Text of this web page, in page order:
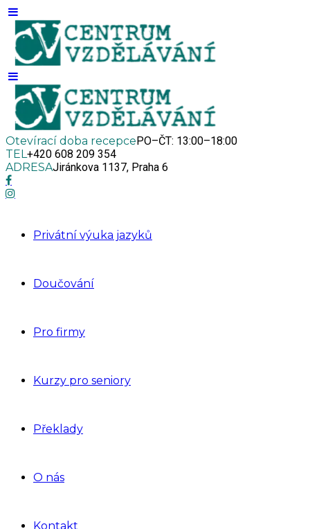
Otevírací doba recepcePO–ČT: 13:00–18:00
TEL+420 608 209 354
ADRESAJiránkova 1137, Praha 6
Privátní výuka jazyků
Doučování
Pro firmy
Kurzy pro seniory
Překlady
O nás
Kontakt